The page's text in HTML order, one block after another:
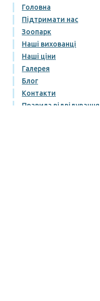
Головна
Підтримати нас
Зоопарк
Наші вихованці
Наші ціни
Галерея
Блог
Контакти
Правила відвідування